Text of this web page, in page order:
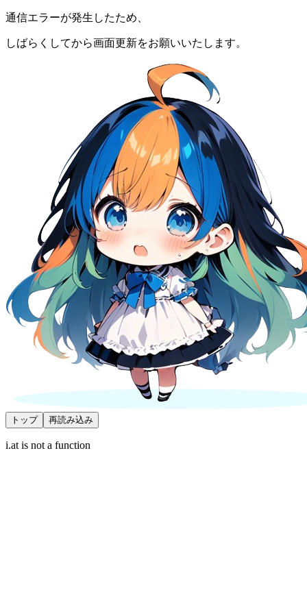
通信エラーが発生したため、
しばらくしてから画面更新をお願いいたします。
トップ 再読み込み
i.at is not a function